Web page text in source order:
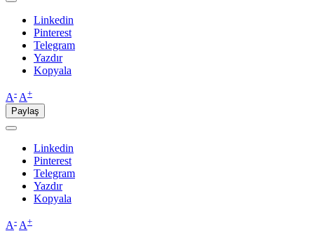
Linkedin
Pinterest
Telegram
Yazdır
Kopyala
A- A+
Paylaş
Linkedin
Pinterest
Telegram
Yazdır
Kopyala
A- A+